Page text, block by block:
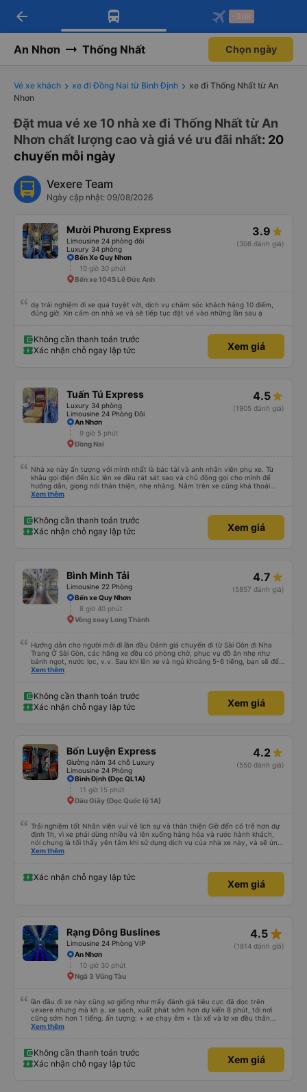
Tải app Vexere ngay!
Nhận ưu đãi thành viên độc
Mở app
Tải app Vexere
-30k/ghế khi đặt vé máy bay qua
Mở app
arrow_back -30k
An Nhơn Thống Nhất Chọn ngày
Vé xe khách xe đi Đồng Nai từ Bình Định
xe đi Thống Nhất từ An
Nhơn
Đặt mua vé xe 10 nhà xe đi Thống Nhất từ An
Nhơn chất lượng cao và giá vé ưu đãi nhất: 20
chuyến mỗi ngày
Vexere Team
Ngày cập nhật: 09/08/2026
Mười Phương Express
Limousine 24 phòng đôi
Luxury 34 phòng
3.9
(308 đánh giá)
Bến Xe Quy Nhơn
10 giờ 30 phút
Bến xe 1045 Lê Đức Anh
dạ trải nghiệm đi xe quá tuyệt vời, dịch vụ chăm sóc khách hàng 10 điểm,
đúng giờ. Xin cảm ơn nhà xe và sẽ tiếp tục đặt vé vào những lần sau ạ
Không cần thanh toán trước
Xác nhận chỗ ngay lập tức
Xem giá
Tuấn Tú Express
Luxury 34 phòng
Limousine 24 Phòng Đôi
4.5
(1905 đánh giá)
An Nhơn
9 giờ 5 phút
Đồng Nai
Nhà xe này ấn tượng với mình nhất là bác tài và anh nhân viên phụ xe. Từ
khâu gọi điện đến lúc lên xe đều rát sát sao và chủ động gọi cho mình để
hướng dẫn, giọng nói thân thiện, nhẹ nhàng. Nằm trên xe cũng khá thoải
mái, chăn nệm nước suối đầy đủ. Chuyến xe của mình hầu hết là các cô bác
nhưng các anh hướng dẫn mình xuống ở đây không có ma nào dám chở đâu
( vì đây là địa bàn của thế lực xe ôm ngầm, dân chơi cỏ kẹo ke...) Và thế là
mình được chở xuống Ngã 3 thành , nơi sáng sủa an toàn hơn. Một Chuyến
Xem thêm
Không cần thanh toán trước
Xác nhận chỗ ngay lập tức
Xem giá
Bình Minh Tải
Limousine 22 Phòng
4.7
(5857 đánh giá)
Bến xe Quy Nhơn
8 giờ 40 phút
Vòng xoay Long Thành
Hướng dẫn cho người mới đi lần đầu Đánh giá chuyến đi từ Sài Gòn đi Nha
Trang Ở Sài Gòn, các hãng xe đều có phòng chờ, phục vụ đồ ăn nhẹ như
bánh ngọt, nước lọc, v.v. Sau khi lên xe và ngủ khoảng 5-6 tiếng, bạn sẽ đến
Nha Trang. Ở Nha Trang, các hãng xe có dịch vụ đưa đón miễn phí, tuy
(nên dùng Google Translate và đưa cho họ đọc) để được hỗ trợ tìm xe đưa
đón. Bạn không nên tin những người mặc áo Grab mời bạn đi xe bên ngoài.
Nói về chất lượng xe thì tuyệt vời, xe được làm theo kiểu cabin với thiết kế
Google Dịch để giao tiếp với họ. Hy vọng bài đánh giá này sẽ giúp ích cho
bạn khi đi
Xem thêm
Không cần thanh toán trước
Xác nhận chỗ ngay lập tức
Xem giá
Bốn Luyện Express
Giường nằm 34 chỗ Luxury
Limousine 24 Phòng
4.2
(550 đánh giá)
Bình Định (Dọc QL1A)
11 giờ 15 phút
Dầu Giây (Dọc Quốc lộ 1A)
Trải nghiệm tốt Nhân viên vui vẻ lịch sự và thân thiện Giờ đến có trễ hơn dự
định 1h, vì xe phải dừng nhiều và lên xuống hàng hóa và rước hành khách,
nói chung là tối thấy yên tâm khi sử dụng dịch vụ của nhà xe này, và sẽ ủng
hộ và giới thiệu cho người thân sử dụng dịch vụ của nhà xe này
Xem thêm
Xác nhận chỗ ngay lập tức
Xem giá
Rạng Đông Buslines
Limousine 24 Phòng VIP
4.5 star_rate
(1814 đánh giá)
An Nhơn
10 giờ 30 phút
Ngã 3 Vũng Tàu
lần đầu đi xe này cũng sợ giống như mấy đánh giá tiêu cực đã đọc trên
vexere nhưng mà kh ạ. xe sạch, xuất phát sớm hơn dự kiến 8 phút, tới nơi
cũng sớm hơn 1 tiếng. ấn tượng: + xe chạy êm + tài xế và lơ xe đều thân
thiện dễ thương. thật ra cũng kh tiếp xúc nhiều+ lắm nhưng cá nhân mình
an sương, xe dừng đúng 3 lần (cả ăn tối) cho khách đi vệ sinh. cái hay ở đây
là khi gần tới chỗ ăn tối sẽ có loa thông báo, loa báo là dừng 30p nhưng thực
tế chỉ dừng khoảng 25p, chắc do khách đã lên đông đủ. tóm lại thì lần đầu đi
Xem thêm
Không cần thanh toán trước
Xác nhận chỗ ngay lập tức
Xem giá